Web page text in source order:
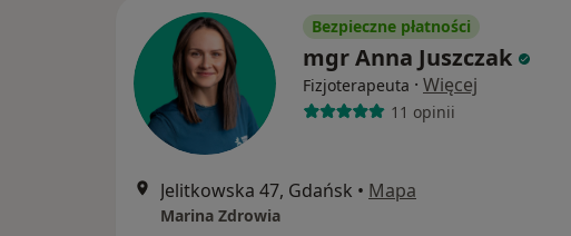
Bezpieczne płatności
mgr Anna Juszczak
Fizjoterapeuta · Więcej
11 opinii
Jelitkowska 47, Gdańsk • Mapa
Marina Zdrowia